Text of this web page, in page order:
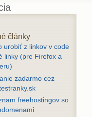
články
urobiť z linkov v code
linky (pre Firefox a
zadarmo cez
freehostingov so